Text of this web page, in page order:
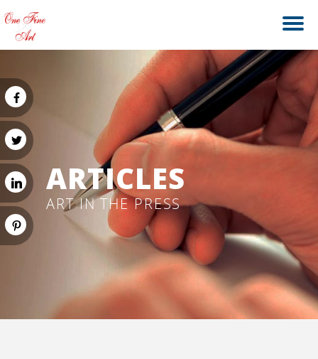
ARTICLES
ART IN THE PRESS